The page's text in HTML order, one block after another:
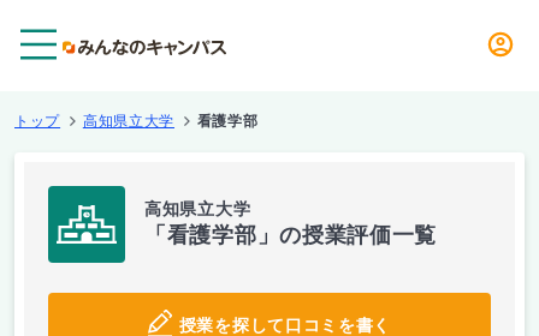
トップ 高知県立大学 看護学部
高知県立大学
「看護学部」の授業評価一覧
授業を探して口コミを書く